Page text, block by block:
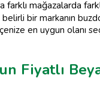
mağazalarda
bir markanın
en uygun olanı
Fiyatlı